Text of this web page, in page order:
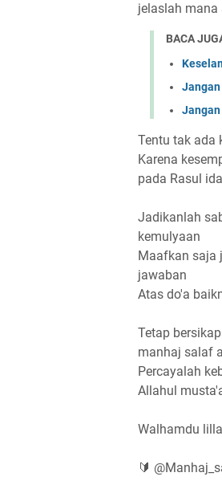
jelaslah mana
BACA
Jangan
Tentu tak ada
Karena
pada Rasul
Jadikanlah
kemulyaan
Maafkan saja
jawaban
Atas do'a
Tetap
manhaj salaf
Percayalah
Allahul
Walhamdu
🔰